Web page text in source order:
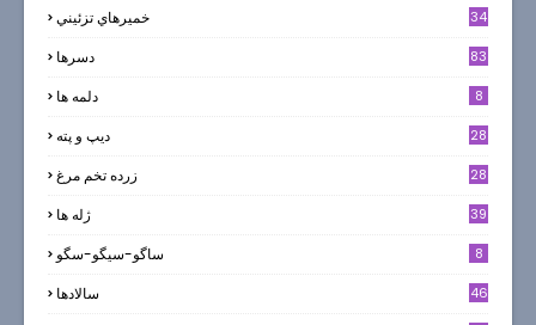
خميرهاي تزئيني 34
دسرها 83
دلمه ها 8
ديپ و پته 28
زرده تخم مرغ 28
ژله ها 39
ساگو-سیگو-سگو 8
سالادها 46